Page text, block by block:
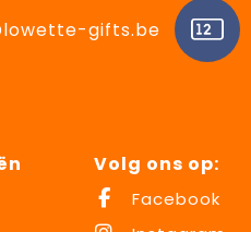
gifts.be
Volg ons op:
Facebook